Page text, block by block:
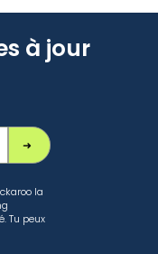
à jour
la
Tu peux